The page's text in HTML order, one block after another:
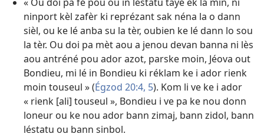
ninport kèl zafèr ki reprézant sak néna la o dann
sièl, ou ke lé anba su la tèr, oubien ke lé dann lo sou
la tèr. Ou doi pa mèt aou a jenou devan banna ni lès
aou antréné pou ador azot, parske moin, Jéova out
Bondieu, mi lé in Bondieu ki réklam ke i ador rienk
moin touseul » (Égzod 20:4, 5). Kom li ve ke i ador
« rienk [ali] touseul », Bondieu i ve pa ke nou donn
loneur ou ke nou ador bann zimaj, bann zidol, bann
léstatu ou bann sinbol.